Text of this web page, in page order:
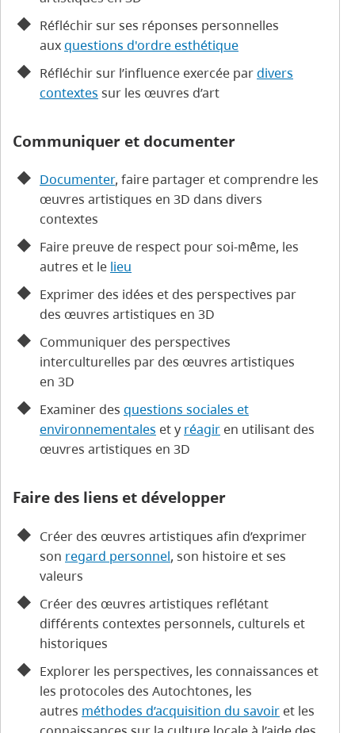
Réfléchir sur ses réponses personnelles
auxquestions d'ordre esthétique
Réfléchir sur l’influence exercée pardivers
contextes sur les œuvres d’art
Communiquer et documenter
Documenter, faire partager et comprendre les
œuvres artistiques en 3D dans divers
contextes
Faire preuve de respect pour soi-même, les
autres et le lieu
Exprimer des idées et des perspectives par
des œuvres artistiques en 3D
Communiquer des perspectives
interculturelles par des œuvres artistiques
en 3D
Examiner des questions sociales et
environnementales et y réagir en utilisant des
œuvres artistiques en 3D
Faire des liens et développer
Créer des œuvres artistiques afin d’exprimer
son regard personnel, son histoire et ses
valeurs
Créer des œuvres artistiques reflétant
différents contextes personnels, culturels et
historiques
Explorer les perspectives, les connaissances et
les protocoles des Autochtones, les
autres méthodes d’acquisition du savoir et les